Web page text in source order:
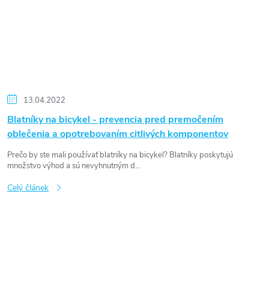
13.04.2022
Blatníky na bicykel - prevencia pred premočením
oblečenia a opotrebovaním citlivých komponentov
Prečo by ste mali používať blatníky na bicykel? Blatníky poskytujú
množstvo výhod a sú nevyhnutným d...
Celý článek